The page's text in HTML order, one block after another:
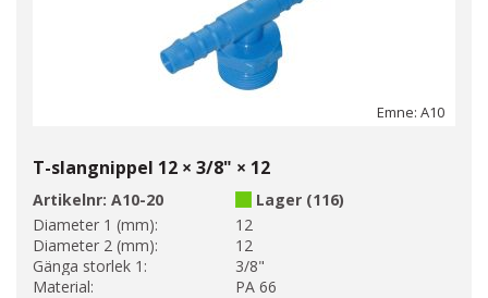
Emne: A10
T-slangnippel 12 × 3/8" × 12
Artikelnr: A10-20
Lager (116)
Diameter 1 (mm):
12
Diameter 2 (mm):
12
Gänga storlek 1:
3/8"
Material:
PA 66